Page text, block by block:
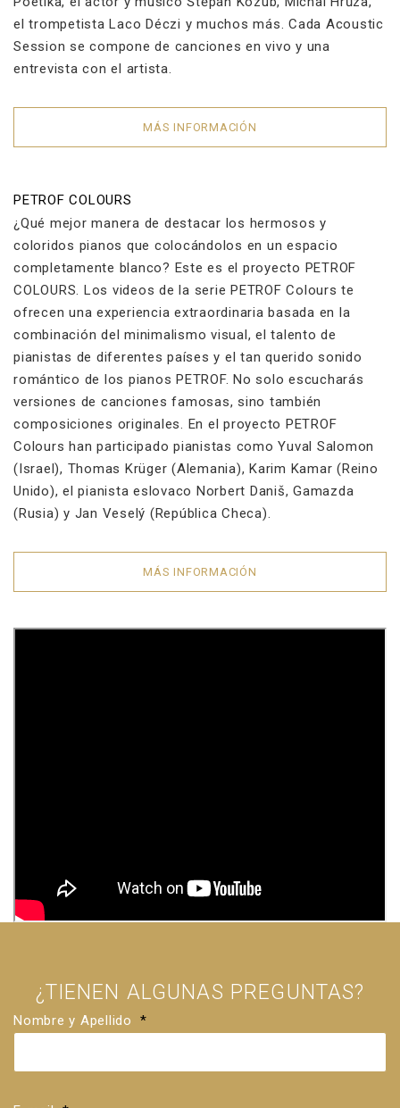
el trompetista Laco Déczi y muchos más. Cada Acoustic
Session se compone de canciones en vivo y una
entrevista con el artista.
MÁS INFORMACIÓN
PETROF COLOURS
¿Qué mejor manera de destacar los hermosos y
coloridos pianos que colocándolos en un espacio
completamente blanco? Este es el proyecto PETROF
COLOURS. Los videos de la serie PETROF Colours te
ofrecen una experiencia extraordinaria basada en la
combinación del minimalismo visual, el talento de
pianistas de diferentes países y el tan querido sonido
romántico de los pianos PETROF. No solo escucharás
versiones de canciones famosas, sino también
composiciones originales. En el proyecto PETROF
Colours han participado pianistas como Yuval Salomon
(Israel), Thomas Krüger (Alemania), Karim Kamar (Reino
Unido), el pianista eslovaco Norbert Daniš, Gamazda
(Rusia) y Jan Veselý (República Checa).
MÁS INFORMACIÓN
¿TIENEN ALGUNAS PREGUNTAS?
Nombre y Apellido *